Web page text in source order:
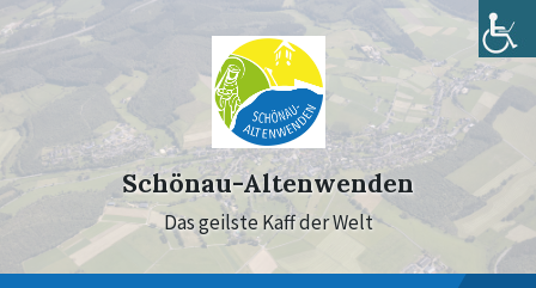
to
content
to
main
navigation
to
footer
Schönau-Altenwenden
Das geilste Kaff der Welt